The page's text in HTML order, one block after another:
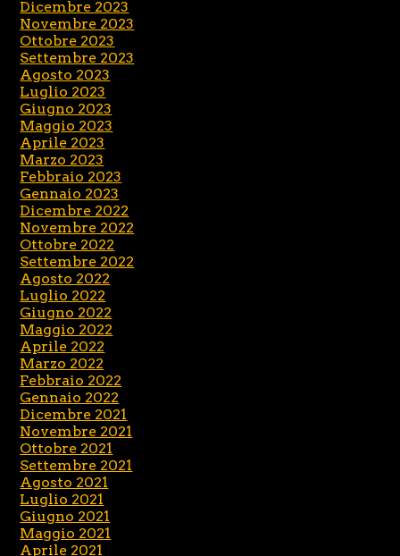
Dicembre 2023
Novembre 2023
Ottobre 2023
Settembre 2023
Agosto 2023
Luglio 2023
Giugno 2023
Maggio 2023
Aprile 2023
Marzo 2023
Febbraio 2023
Gennaio 2023
Dicembre 2022
Novembre 2022
Ottobre 2022
Settembre 2022
Agosto 2022
Luglio 2022
Giugno 2022
Maggio 2022
Aprile 2022
Marzo 2022
Febbraio 2022
Gennaio 2022
Dicembre 2021
Novembre 2021
Ottobre 2021
Settembre 2021
Agosto 2021
Luglio 2021
Giugno 2021
Maggio 2021
Aprile 2021